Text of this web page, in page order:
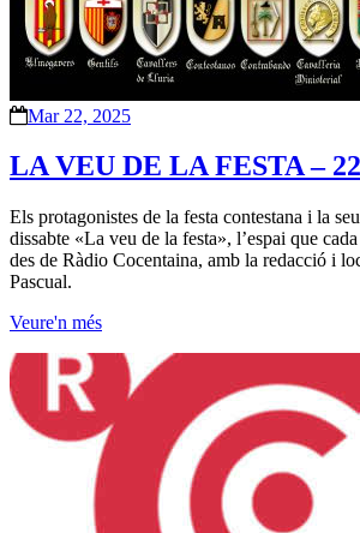
Mar 22, 2025
LA VEU DE LA FESTA –
Els protagonistes de la festa contestana i la
dissabte «La veu de la festa», l’espai que
des de Ràdio Cocentaina, amb la redacció i
Pascual.
Veure'n més